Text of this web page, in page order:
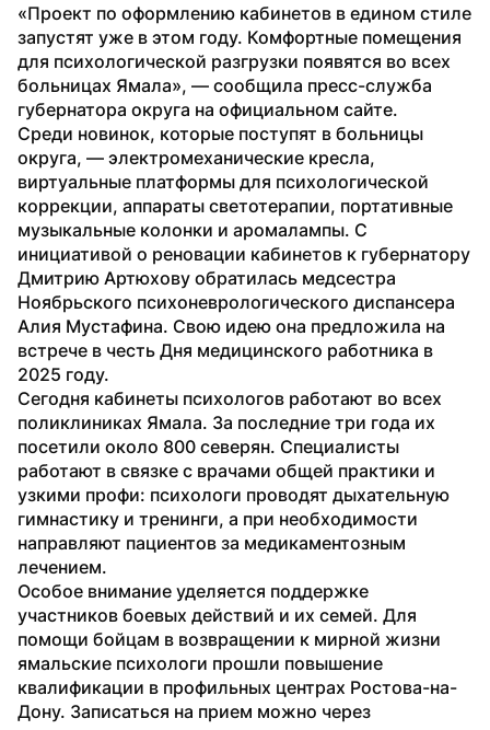
«Проект по оформлению кабинетов в едином стиле
запустят уже в этом году. Комфортные помещения
для психологической разгрузки появятся во всех
больницах Ямала», — сообщила пресс-служба
губернатора округа на официальном сайте.
Среди новинок, которые поступят в больницы
округа, — электромеханические кресла,
виртуальные платформы для психологической
коррекции, аппараты светотерапии, портативные
музыкальные колонки и аромалампы. С
инициативой о реновации кабинетов к губернатору
Дмитрию Артюхову обратилась медсестра
Ноябрьского психоневрологического диспансера
Алия Мустафина. Свою идею она предложила на
встрече в честь Дня медицинского работника в
2025 году.
Сегодня кабинеты психологов работают во всех
поликлиниках Ямала. За последние три года их
посетили около 800 северян. Специалисты
работают в связке с врачами общей практики и
узкими профи: психологи проводят дыхательную
гимнастику и тренинги, а при необходимости
направляют пациентов за медикаментозным
лечением.
Особое внимание уделяется поддержке
участников боевых действий и их семей. Для
помощи бойцам в возвращении к мирной жизни
ямальские психологи прошли повышение
квалификации в профильных центрах Ростова-на-
Дону. Записаться на прием можно через